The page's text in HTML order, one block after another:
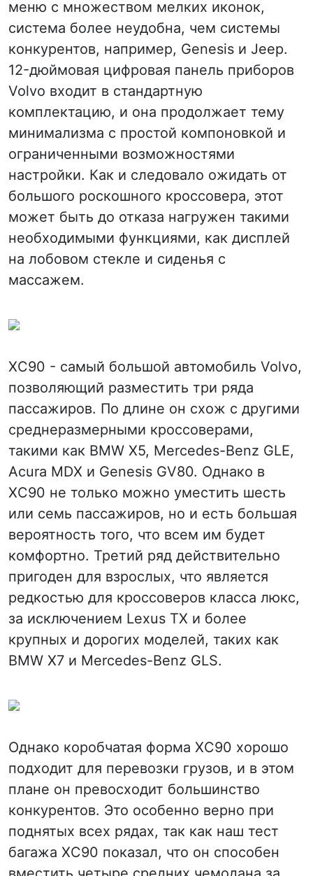
меню с множеством мелких иконок,
система более неудобна, чем системы
конкурентов, например, Genesis и Jeep.
12-дюймовая цифровая панель приборов
Volvo входит в стандартную
комплектацию, и она продолжает тему
минимализма с простой компоновкой и
ограниченными возможностями
настройки. Как и следовало ожидать от
большого роскошного кроссовера, этот
может быть до отказа нагружен такими
необходимыми функциями, как дисплей
на лобовом стекле и сиденья с
массажем.
XC90 - самый большой автомобиль Volvo,
позволяющий разместить три ряда
пассажиров. По длине он схож с другими
среднеразмерными кроссоверами,
такими как BMW X5, Mercedes-Benz GLE,
Acura MDX и Genesis GV80. Однако в
XC90 не только можно уместить шесть
или семь пассажиров, но и есть большая
вероятность того, что всем им будет
комфортно. Третий ряд действительно
пригоден для взрослых, что является
редкостью для кроссоверов класса люкс,
за исключением Lexus TX и более
крупных и дорогих моделей, таких как
BMW X7 и Mercedes-Benz GLS.
Однако коробчатая форма XC90 хорошо
подходит для перевозки грузов, и в этом
плане он превосходит большинство
конкурентов. Это особенно верно при
поднятых всех рядах, так как наш тест
багажа XC90 показал, что он способен